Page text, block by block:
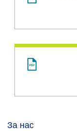
За нас